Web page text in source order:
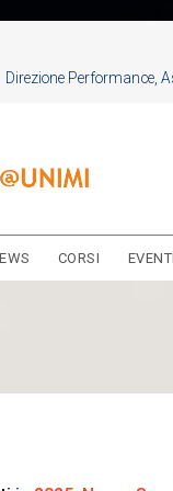
Direzione Performance,
CORSI EVENTI